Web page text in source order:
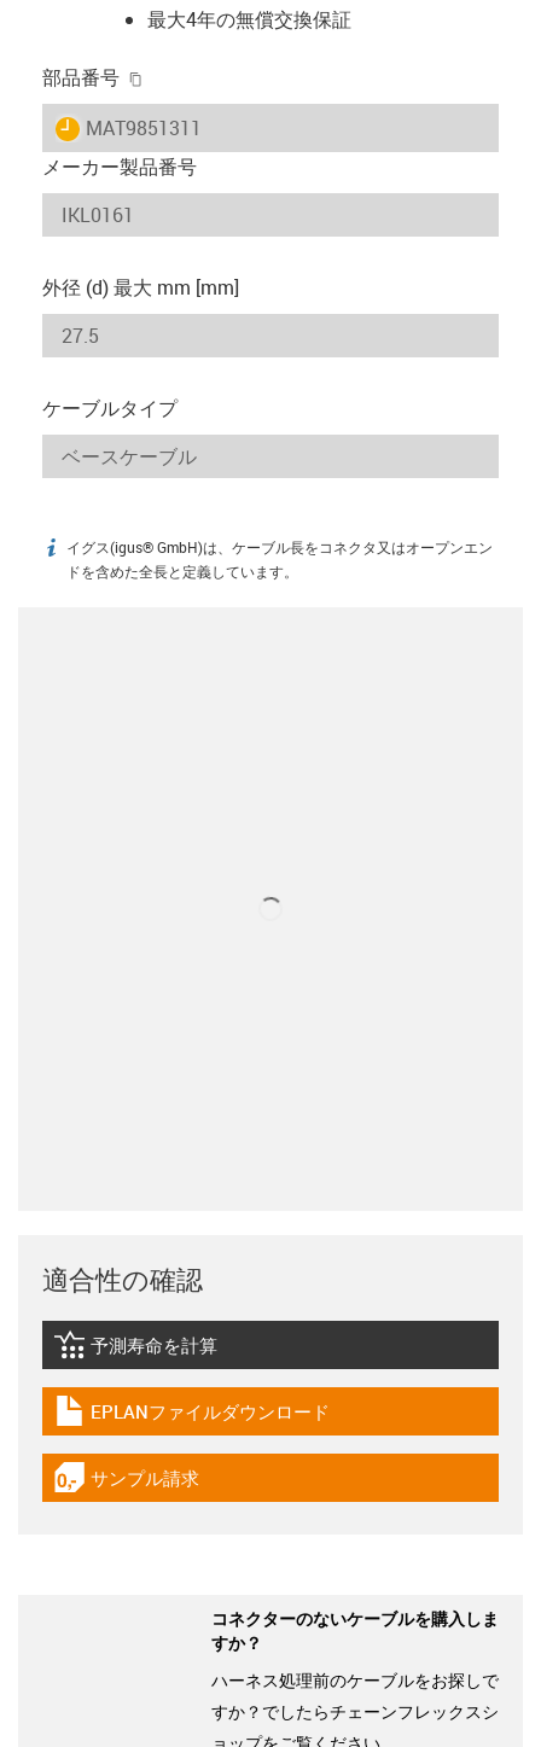
最大4年の無償交換保証
部品番号
igus-icon-lieferzeit
MAT9851311
メーカー製品番号
外径 (d) 最大 mm [mm]
ケーブルタイプ
igus-icon-info
イグス(igus® GmbH)は、ケーブル長をコネクタ又はオープンエン
ドを含めた全長と定義しています。
適合性の確認
igus-icon-lebensdauerrechner
予測寿命を計算
igus-icon-download-plan
EPLANファイルダウンロード
igus-icon-gratismuster
サンプル請求
コネクターのないケーブルを購入しま
すか？
ハーネス処理前のケーブルをお探しで
すか？でしたらチェーンフレックスシ
ョップをご覧ください。